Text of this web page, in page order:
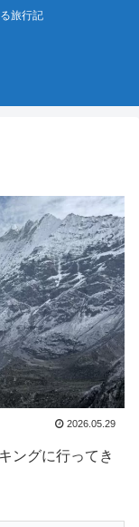
旅行記
2026.05.29
ングに行ってき